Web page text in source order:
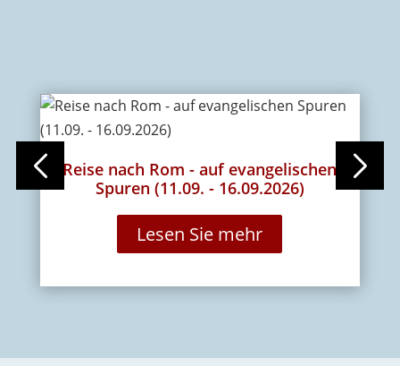
Reise nach Rom - auf evangelischen
Spuren (11.09. - 16.09.2026)
Lesen Sie mehr